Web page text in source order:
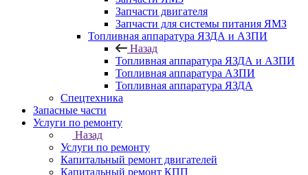
Запчасти двигателя
Запчасти для системы питания ЯМЗ
Топливная аппаратура ЯЗДА и АЗПИ
Назад
Топливная аппаратура ЯЗДА и АЗПИ
Топливная аппаратура АЗПИ
Топливная аппаратура ЯЗДА
Спецтехника
Запасные части
Услуги по ремонту
Назад
Услуги по ремонту
Капитальный ремонт двигателей
Капитальный ремонт КПП